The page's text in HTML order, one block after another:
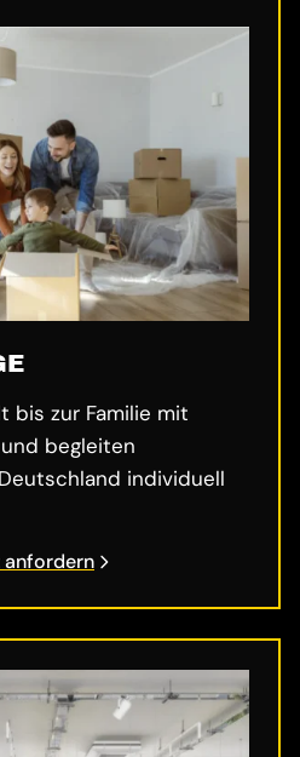
bis zur Familie mit
begleiten
individuell
anfordern